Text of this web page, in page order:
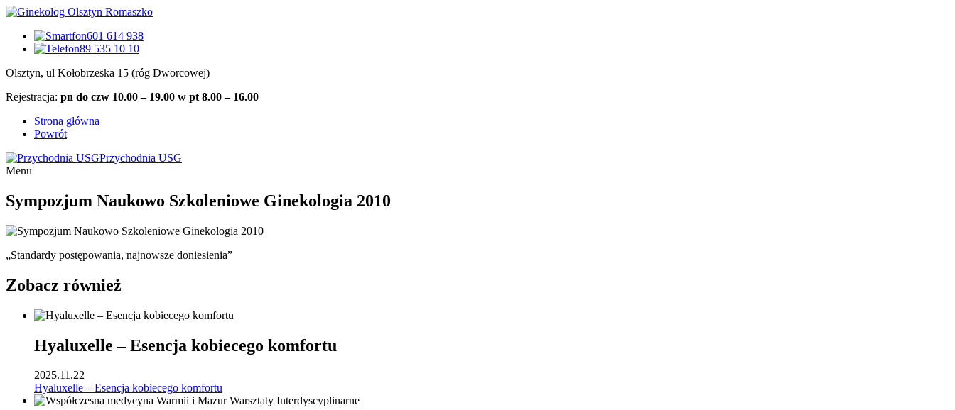
601 614 938
89 535 10 10
Olsztyn, ul Kołobrzeska 15 (róg Dworcowej)
Rejestracja: pn do czw 10.00 – 19.00 w pt 8.00 – 16.00
Strona główna
Powrót
Przychodnia USG
Menu
Sympozjum Naukowo Szkoleniowe Ginekologia 2010
„Standardy postępowania, najnowsze doniesienia”
Zobacz również
Hyaluxelle – Esencja kobiecego komfortu
2025.11.22
Hyaluxelle – Esencja kobiecego komfortu